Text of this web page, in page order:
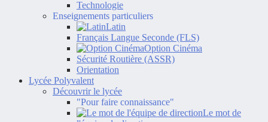
Technologie
Enseignements particuliers
Latin
Français Langue Seconde (FLS)
Option Cinéma
Sécurité Routière (ASSR)
Orientation
Lycée Polyvalent
Découvrir le lycée
"Pour faire connaissance"
Le mot de